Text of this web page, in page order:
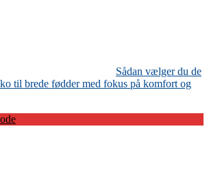
Sådan vælger du de
til brede fødder med fokus på komfort og